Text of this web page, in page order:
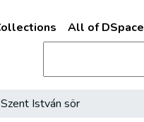
All of DSpace
Szent István sör